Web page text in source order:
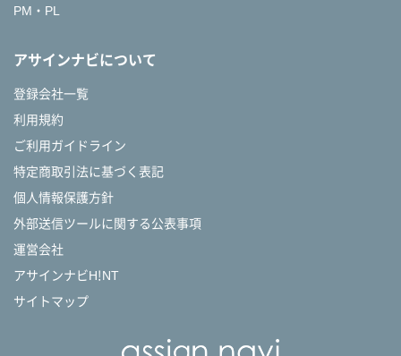
PM・PL
アサインナビについて
登録会社一覧
利用規約
ご利用ガイドライン
特定商取引法に基づく表記
個人情報保護方針
外部送信ツールに関する公表事項
運営会社
アサインナビH!NT
サイトマップ